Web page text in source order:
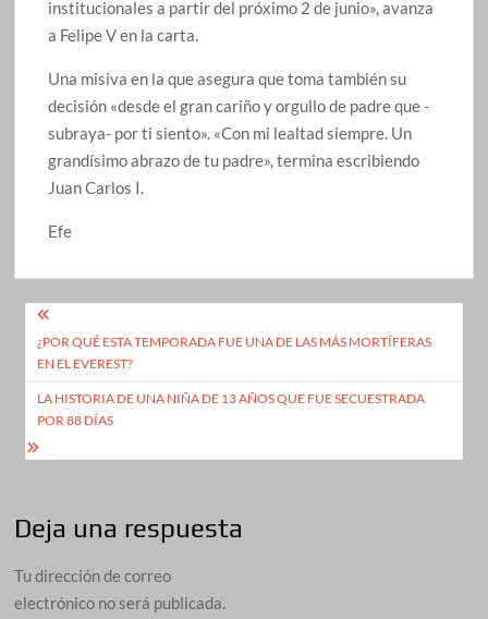
institucionales a partir del próximo 2 de junio», avanza
a Felipe V en la carta.
Una misiva en la que asegura que toma también su
decisión «desde el gran cariño y orgullo de padre que -
subraya- por ti siento». «Con mi lealtad siempre. Un
grandísimo abrazo de tu padre», termina escribiendo
Juan Carlos I.
Efe
Navegación
de
entradas
¿POR QUÉ ESTA TEMPORADA FUE UNA DE LAS MÁS MORTÍFERAS
EN EL EVEREST?
LA HISTORIA DE UNA NIÑA DE 13 AÑOS QUE FUE SECUESTRADA
POR 88 DÍAS
Deja una respuesta
Tu dirección de correo
electrónico no será publicada.